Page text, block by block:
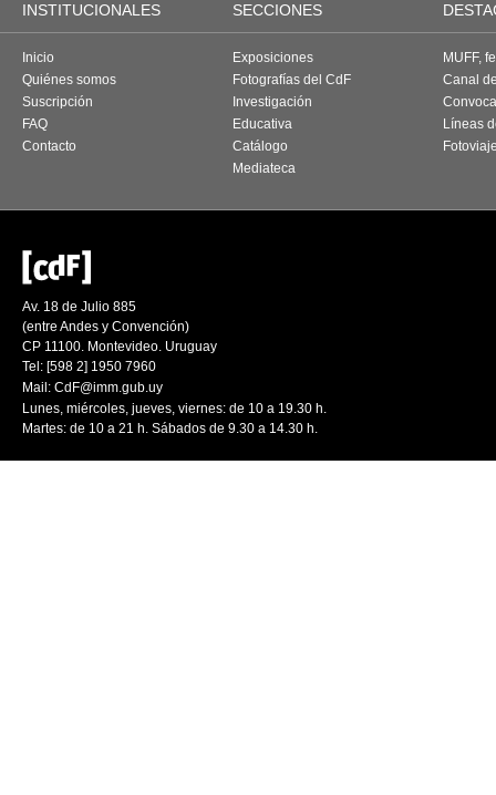
INSTITUCIONALES SECCIONES
Inicio
Quiénes somos
Suscripción
FAQ
Contacto
Exposiciones
Fotografías del CdF
Investigación
Educativa
Catálogo
Mediateca
MUFF,
Canal
Líneas
Av. 18 de Julio 885
(entre Andes y Convención)
CP 11100. Montevideo. Uruguay
Tel: [598 2] 1950 7960
Mail: CdF@imm.gub.uy
Lunes, miércoles, jueves, viernes: de 10 a 19.30 h.
Martes: de 10 a 21 h. Sábados de 9.30 a 14.30 h.